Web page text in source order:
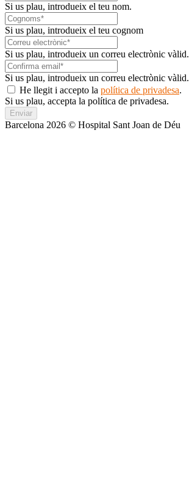
Si us plau, introdueix el teu nom.
Si us plau, introdueix el teu cognom
Si us plau, introdueix un correu electrònic vàlid.
Si us plau, introdueix un correu electrònic vàlid.
He llegit i accepto la política de privadesa.
Si us plau, accepta la política de privadesa.
Enviar
Barcelona 2026 © Hospital Sant Joan de Déu